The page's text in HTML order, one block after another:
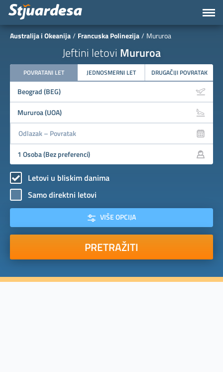
Australija i Okeanija Francuska Polinezija Mururoa
Jeftini letovi Mururoa
POVRATANI LET JEDNOSMERNI LET DRUGAČIJI POVRATAK
Letovi u bliskim danima
Samo direktni letovi
VIŠE OPCIJA
PRETRAŽITI